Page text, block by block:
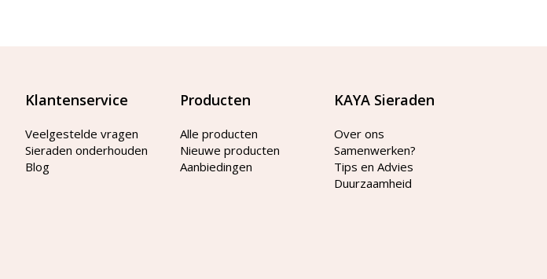
Klantenservice
Veelgestelde vragen
Sieraden onderhouden
Blog
Producten
Alle producten
Nieuwe producten
Aanbiedingen
KAYA Sieraden
Over ons
Samenwerken?
Tips en Advies
Duurzaamheid